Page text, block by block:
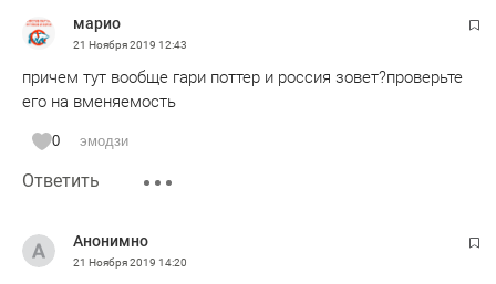
марио
21 Ноября 2019 12:43
причем тут вообще гари поттер и россия зовет?проверьте
его на вменяемость
0 эмодзи
Ответить
Анонимно
21 Ноября 2019 14:20